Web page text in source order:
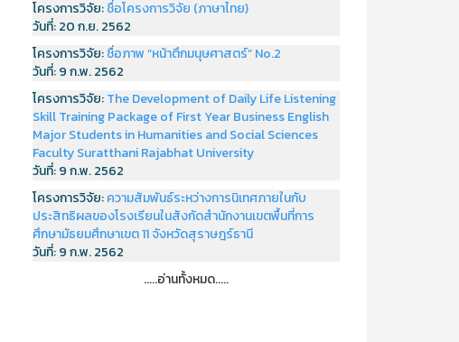
โครงการวิจัย:ชื่อโครงการวิจัย (ภาษาไทย)
วันที่:20 ก.ย. 2562
โครงการวิจัย:ชื่อภาพ “หน้าตึกมนุษศาสตร์” No.2
วันที่:9 ก.พ. 2562
โครงการวิจัย:The Development of Daily Life Listening
Skill Training Package of First Year Business English
Major Students in Humanities and Social Sciences
Faculty Suratthani Rajabhat University
วันที่:9 ก.พ. 2562
โครงการวิจัย:ความสัมพันธ์ระหว่างการนิเทศภายในกับ
ประสิทธิผลของโรงเรียนในสังกัดสำนักงานเขตพื้นที่การ
ศึกษามัธยมศึกษาเขต 11 จังหวัดสุราษฎร์ธานี
วันที่:9 ก.พ. 2562
.....อ่านทั้งหมด.....